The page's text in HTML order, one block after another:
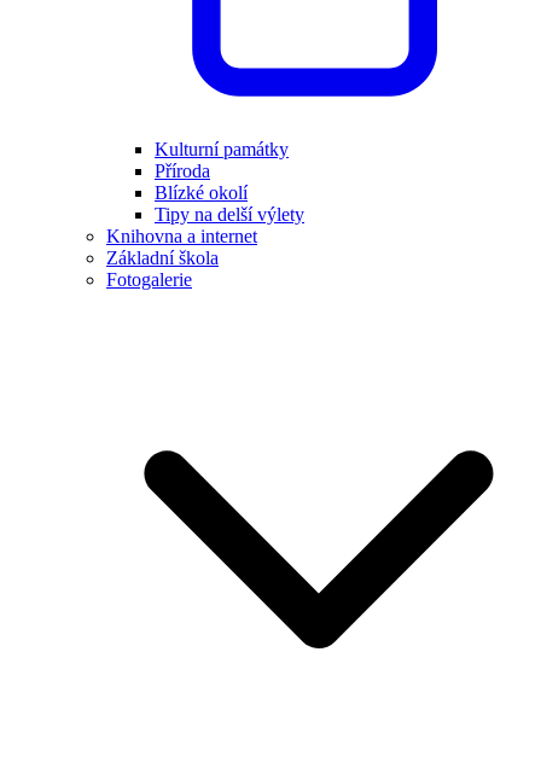
Kulturní památky
Příroda
Blízké okolí
Tipy na delší výlety
Knihovna a internet
Základní škola
Fotogalerie